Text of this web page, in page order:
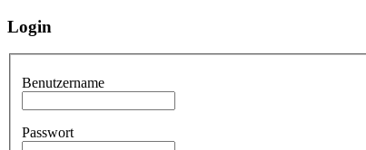
Login
Benutzername
Passwort